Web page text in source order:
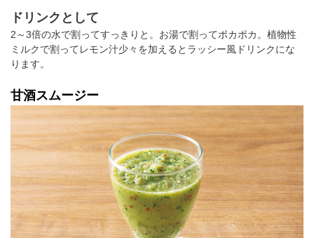
ドリンクとして
2～3倍の水で割ってすっきりと。お湯で割ってポカポカ。植物性
ミルクで割ってレモン汁少々を加えるとラッシー風ドリンクにな
ります。
甘酒スムージー